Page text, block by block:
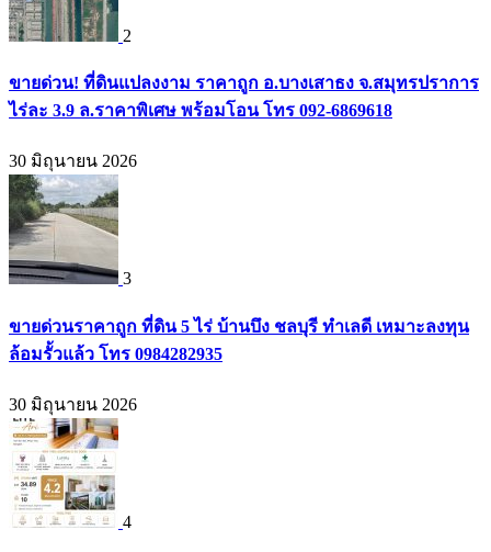
2
ขายด่วน! ที่ดินแปลงงาม ราคาถูก อ.บางเสาธง จ.สมุทรปราการ
ไร่ละ 3.9 ล.ราคาพิเศษ พร้อมโอน โทร 092-6869618
30 มิถุนายน 2026
3
ขายด่วนราคาถูก ที่ดิน 5 ไร่ บ้านบึง ชลบุรี ทำเลดี เหมาะลงทุน
ล้อมรั้วแล้ว โทร 0984282935
30 มิถุนายน 2026
4